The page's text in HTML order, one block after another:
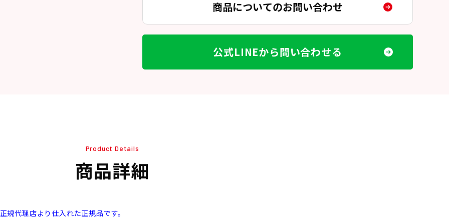
商品についてのお問い合わせ
公式LINEから問い合わせる
Product Details
商品詳細
規代理店より仕入れた正規品です。